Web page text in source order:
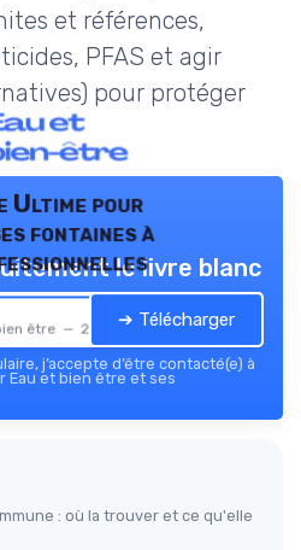
et références,
PFAS et agir
pour protéger
Ultime pour
fontaines à
être — 2026
le livre blanc
➔ Télécharger
j’accepte d’être contacté(e) à
Eau et bien être et ses
: où la trouver et ce qu'elle